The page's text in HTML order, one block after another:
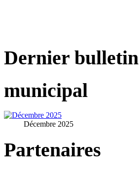
Dernier bulletin
municipal
Décembre 2025
Partenaires